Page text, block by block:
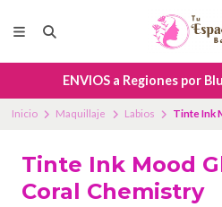
ENVIOS a Regiones por
Inicio Maquillaje Labios Tinte Ink
Tinte Ink Mood
Coral Chemistry